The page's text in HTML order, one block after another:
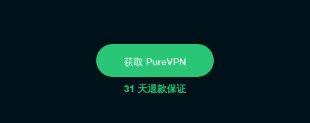
获取 PureVPN
31 天退款保证